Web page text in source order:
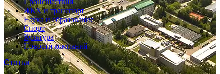
Происшествия
ЖКХ и транспорт
Наука и образование
Спорт
Культура
Новости компаний
Статьи